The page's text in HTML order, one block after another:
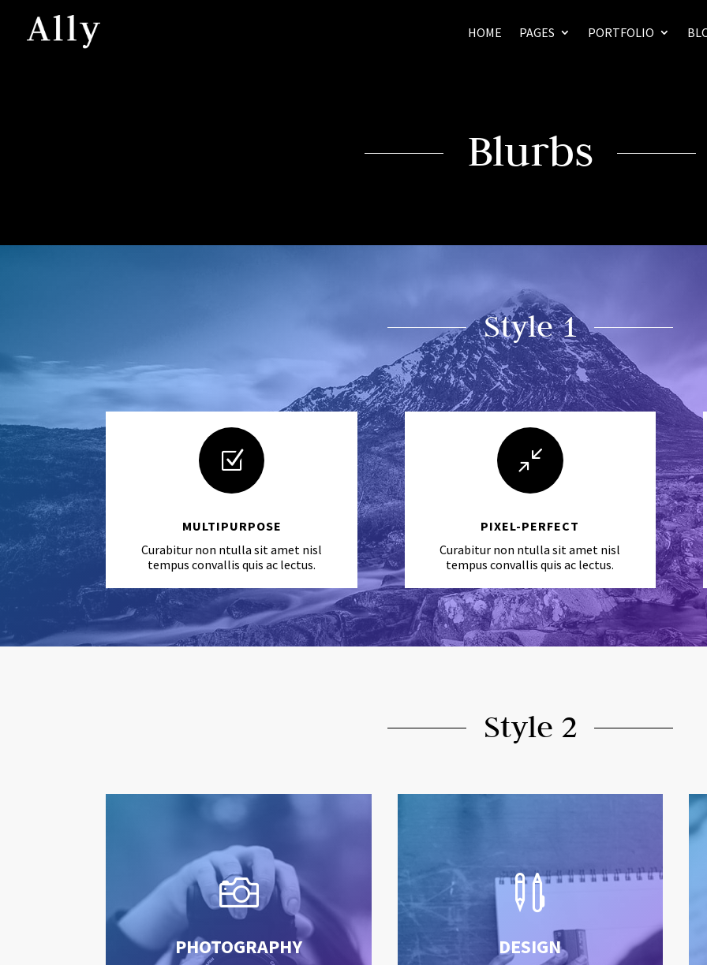
HOME PAGES PORTFOLIO
Blurbs
Style 1
Z
MULTIPURPOSE
Curabitur non ntulla sit amet nisl
tempus convallis quis ac lectus.
/
PIXEL-PERFECT
Curabitur non ntulla sit amet nisl
tempus convallis quis ac lectus.
Style 2

PHOTOGRAPHY

DESIGN